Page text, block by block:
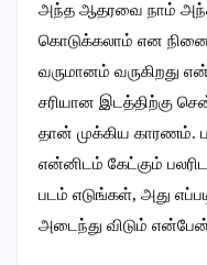
அந்த ஆதரவை நாம் அந்த
கொடுக்கலாம் என
வருமானம் வருகிறது
சரியான இடத்திற்கு
தான் முக்கிய காரணம்.
என்னிடம் கேட்கும்
படம் எடுங்கள், அது
அடைந்து விடும்